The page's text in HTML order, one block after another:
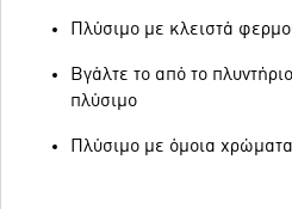
Πλύσιμο με κλειστά
Βγάλτε το από το
πλύσιμο
Πλύσιμο με όμοια χρώματα